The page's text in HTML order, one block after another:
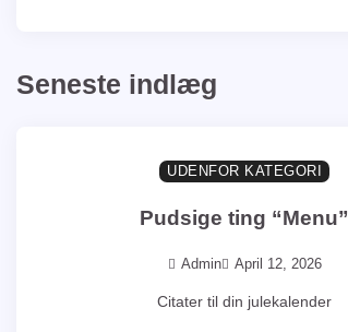
Seneste indlæg
UDENFOR KATEGORI
Pudsige ting “Menu”
Admin April 12, 2026
Citater til din julekalender